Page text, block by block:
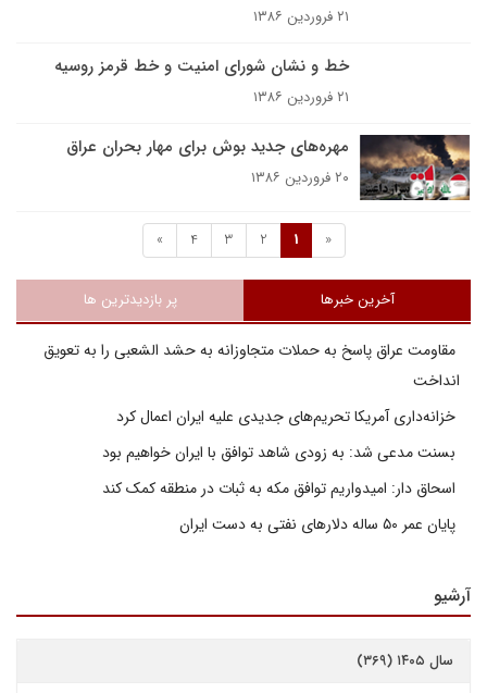
۲۱ فروردین ۱۳۸۶
خط و نشان شوراى امنيت و خط قرمز روسيه
۲۱ فروردین ۱۳۸۶
مهره‌هاى جديد بوش براى مهار بحران عراق
۲۰ فروردین ۱۳۸۶
«
1
2
3
4
»
آخرین خبرها پر بازدیدترین ها
مقاومت عراق پاسخ به حملات متجاوزانه به حشد الشعبی را به تعویق
انداخت
خزانه‌داری آمریکا تحریم‌های جدیدی علیه ایران اعمال کرد
بسنت مدعی شد: به زودی شاهد توافق با ایران خواهیم بود
اسحاق دار: امیدواریم توافق مکه به ثبات در منطقه کمک کند
پایان عمر ۵۰ ساله دلارهای نفتی به دست ایران
آرشیو
سال ۱۴۰۵ (۳۶۹)